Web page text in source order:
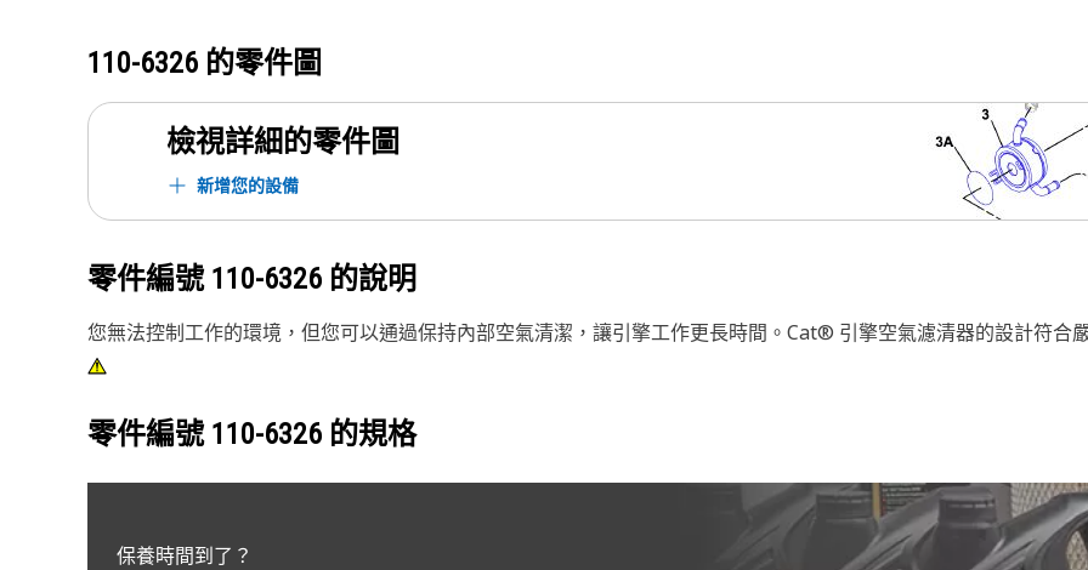
110-6326 的零件圖
檢視詳細的零件圖
新增您的設備
零件編號 110-6326 的說明
您無法控制工作的環境，但您可以通過保持內部空氣清潔，讓引擎工作更長時間。Cat® 引擎空氣濾清器的設計符合
零件編號 110-6326 的規格
保養時間到了？